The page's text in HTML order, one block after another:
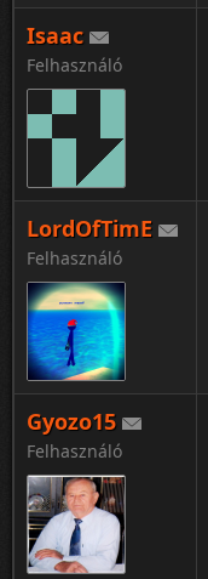
Isaac
Felhasználó
LordOfTimE
Felhasználó
Gyozo15
Felhasználó